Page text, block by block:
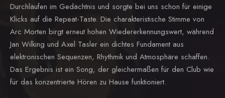
Durchläufen im Gedächtnis und sorgte bei uns schon für einige
Klicks auf die Repeat-Taste. Die charakteristische Stimme von
Arc Morten birgt erneut hohen Wiedererkennungswert, während
Jan Wilking und Axel Tasler ein dichtes Fundament aus
elektronischen Sequenzen, Rhythmik und Atmosphäre schaffen.
Das Ergebnis ist ein Song, der gleichermaßen für den Club wie
für das konzentrierte Hören zu Hause funktioniert.